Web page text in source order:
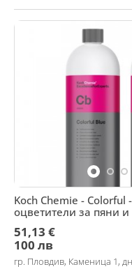
Koch Chemie - Colorful
оцветители за пяни
51,13 €
100 лв
гр. Пловдив, Каменица 1,